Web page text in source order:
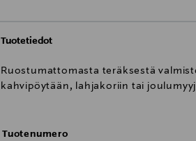
Tuotetiedot
Ruostumattomasta teräksestä
kahvipöytään, lahjakoriin tai
Tuotenumero